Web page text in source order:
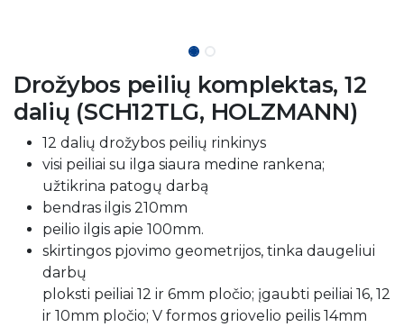
Drožybos peilių komplektas, 12
dalių (SCH12TLG, HOLZMANN)
12 dalių drožybos peilių rinkinys
visi peiliai su ilga siaura medine rankena;
užtikrina patogų darbą
bendras ilgis 210mm
peilio ilgis apie 100mm.
skirtingos pjovimo geometrijos, tinka daugeliui
darbų
ploksti peiliai 12 ir 6mm pločio; įgaubti peiliai 16, 12
ir 10mm pločio; V formos griovelio peilis 14mm